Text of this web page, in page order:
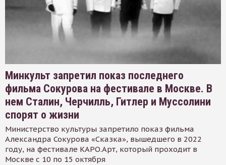
Минкульт запретил показ последнего
фильма Сокурова на фестивале в Москве. В
нем Сталин, Черчилль, Гитлер и Муссолини
спорят о жизни
Министерство культуры запретило показ фильма
Александра Сокурова «Сказка», вышедшего в 2022
году, на фестивале КАРО.Арт, который проходит в
Москве с 10 по 15 октября